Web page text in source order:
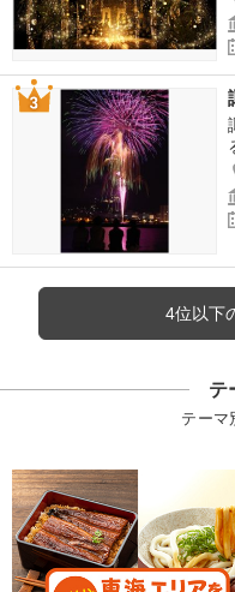
4位以下
テ
テーマ